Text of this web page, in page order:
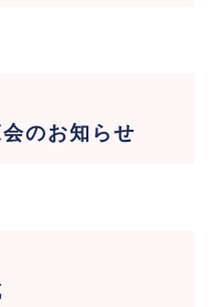
のお知らせ